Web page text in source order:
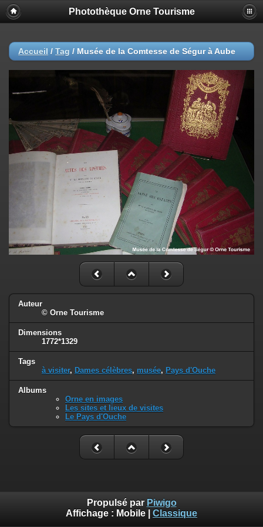
Photothèque Orne Tourisme
Accueil / Tag / Musée de la Comtesse de Ségur à Aube
Auteur
© Orne Tourisme
Dimensions
1772*1329
Tags
à visiter, Dames célèbres, musée, Pays d'Ouche
Albums
Orne en images
Les sites et lieux de visites
Le Pays d'Ouche
Propulsé par Piwigo
Affichage : Mobile Classique